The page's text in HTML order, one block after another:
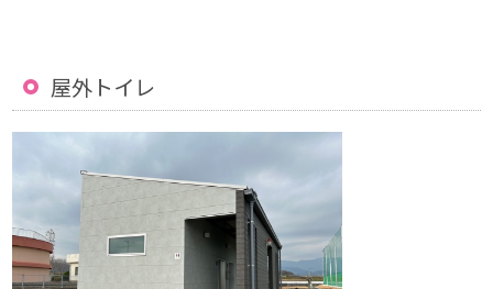
屋外トイレ